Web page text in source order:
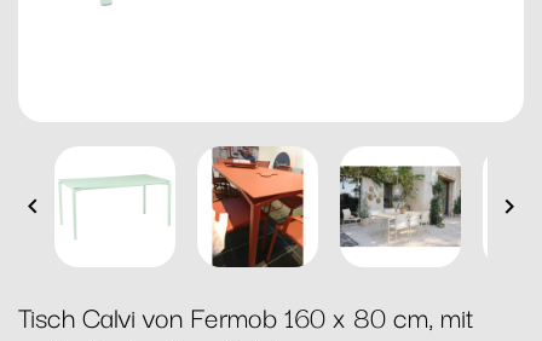
 
Tisch Calvi von Fermob 160 x 80 cm, mit